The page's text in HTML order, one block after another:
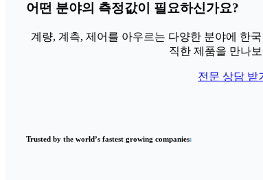
어떤 분야의 측정값이 필요하신가요?
계량, 계측, 제어를 아우르는 다양한 분야에 한
직한 제품을 만나
전문 상담 받
Trusted by the world’s fastest growing companies: